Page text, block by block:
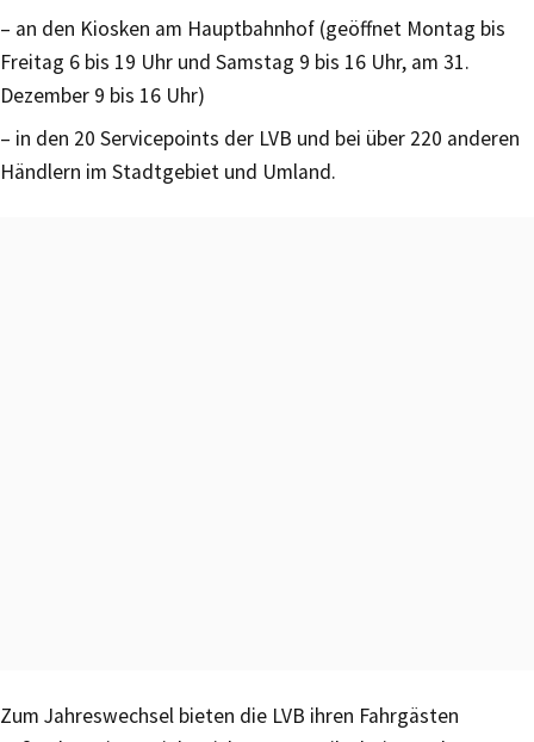
– an den Kiosken am Hauptbahnhof (geöffnet Montag bis
Freitag 6 bis 19 Uhr und Samstag 9 bis 16 Uhr, am 31.
Dezember 9 bis 16 Uhr)
– in den 20 Servicepoints der LVB und bei über 220 anderen
Händlern im Stadtgebiet und Umland.
Zum Jahreswechsel bieten die LVB ihren Fahrgästen